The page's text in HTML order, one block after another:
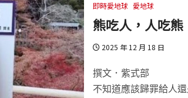
即時愛地球 愛地球
熊吃人，人吃熊
2025 年 12 月 18 日
撰文．紫式部
不知道應該歸罪給人